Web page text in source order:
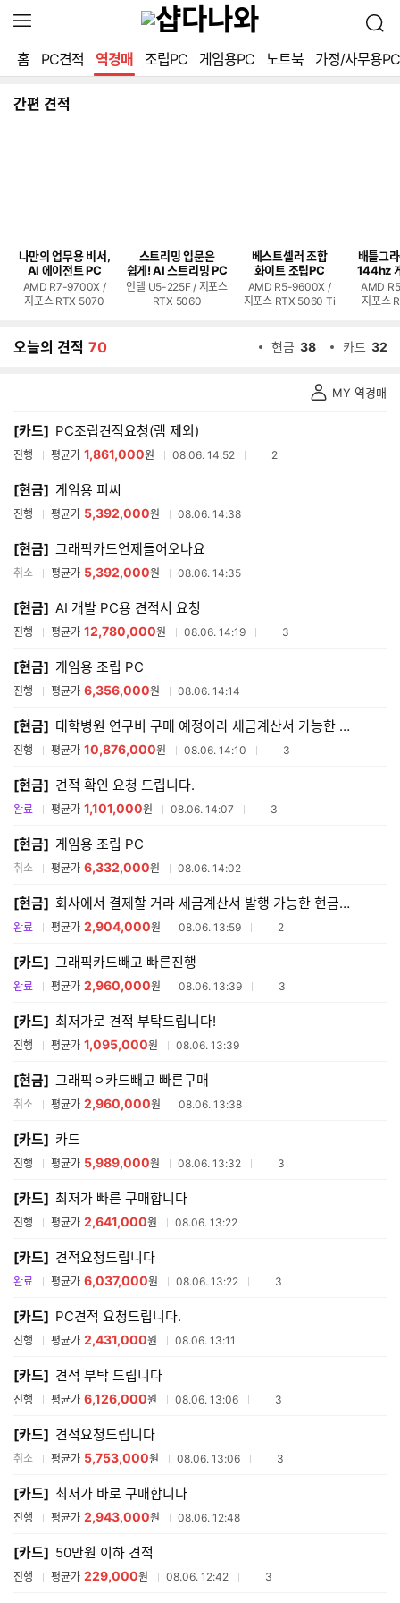
역
열
기
검
색
홈
PC견적 역경매 조립PC 게임용PC 노트북 가정/사무용PC
간편 견적
나만의 업무용 비서,
AI 에이전트 PC
AMD R7-9700X /
지포스 RTX 5070
스트리밍 입문은
쉽게! AI 스트리밍 PC
인텔 U5-225F / 지포스
RTX 5060
베스트셀러 조합
화이트 조립PC
AMD R5-9600X /
지포스 RTX 5060 Ti
배틀그
144hz
AMD
지포스
오늘의 견적 70 현금 38 카드 32
견
적
스
트
MY 역경매
[카드] PC조립견적요청(램 제외)
진행 평균가 1,861,000원 08.06. 14:52 참여업체수
2
[현금] 게임용 피씨
진행 평균가 5,392,000원 08.06. 14:38
[현금] 그래픽카드언제들어오나요
취소 평균가 5,392,000원 08.06. 14:35
[현금] AI 개발 PC용 견적서 요청
진행 평균가 12,780,000원 08.06. 14:19 참여업체수
3
[현금] 게임용 조립 PC
진행 평균가 6,356,000원 08.06. 14:14
[현금] 대학병원 연구비 구매 예정이라 세금계산서 가능한 업체로 요청드립니다.
진행 평균가 10,876,000원 08.06. 14:10 참여업체수
3
[현금] 견적 확인 요청 드립니다.
완료 평균가 1,101,000원 08.06. 14:07 참여업체수
3
[현금] 게임용 조립 PC
취소 평균가 6,332,000원 08.06. 14:02
[현금] 회사에서 결제할 거라 세금계산서 발행 가능한 현금결제요..
완료 평균가 2,904,000원 08.06. 13:59 참여업체수
2
[카드] 그래픽카드빼고 빠른진행
완료 평균가 2,960,000원 08.06. 13:39 참여업체수
3
[카드] 최저가로 견적 부탁드립니다!
진행 평균가 1,095,000원 08.06. 13:39
[현금] 그래픽ㅇ카드빼고 빠른구매
취소 평균가 2,960,000원 08.06. 13:38
[카드] 카드
진행 평균가 5,989,000원 08.06. 13:32 참여업체수
3
[카드] 최저가 빠른 구매합니다
진행 평균가 2,641,000원 08.06. 13:22
[카드] 견적요청드립니다
완료 평균가 6,037,000원 08.06. 13:22 참여업체수
3
[카드] PC견적 요청드립니다.
진행 평균가 2,431,000원 08.06. 13:11
[카드] 견적 부탁 드립니다
진행 평균가 6,126,000원 08.06. 13:06 참여업체수
3
[카드] 견적요청드립니다
취소 평균가 5,753,000원 08.06. 13:06 참여업체수
3
[카드] 최저가 바로 구매합니다
진행 평균가 2,943,000원 08.06. 12:48
[카드] 50만원 이하 견적
진행 평균가 229,000원 08.06. 12:42 참여업체수
3